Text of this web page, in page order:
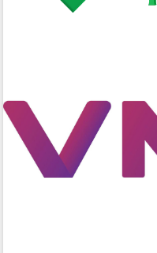
Đắk Lắk nỗ lực thúc đẩy tăng trưởng
Việt Nam
Thứ trưởng Bộ Y tế làm việc với tỉnh
Đắk Lắk về phát triển nhân lực y tế
cho trạm y tế cấp xã
Du lịch Đắk Lắk nâng tầm trải nghiệm